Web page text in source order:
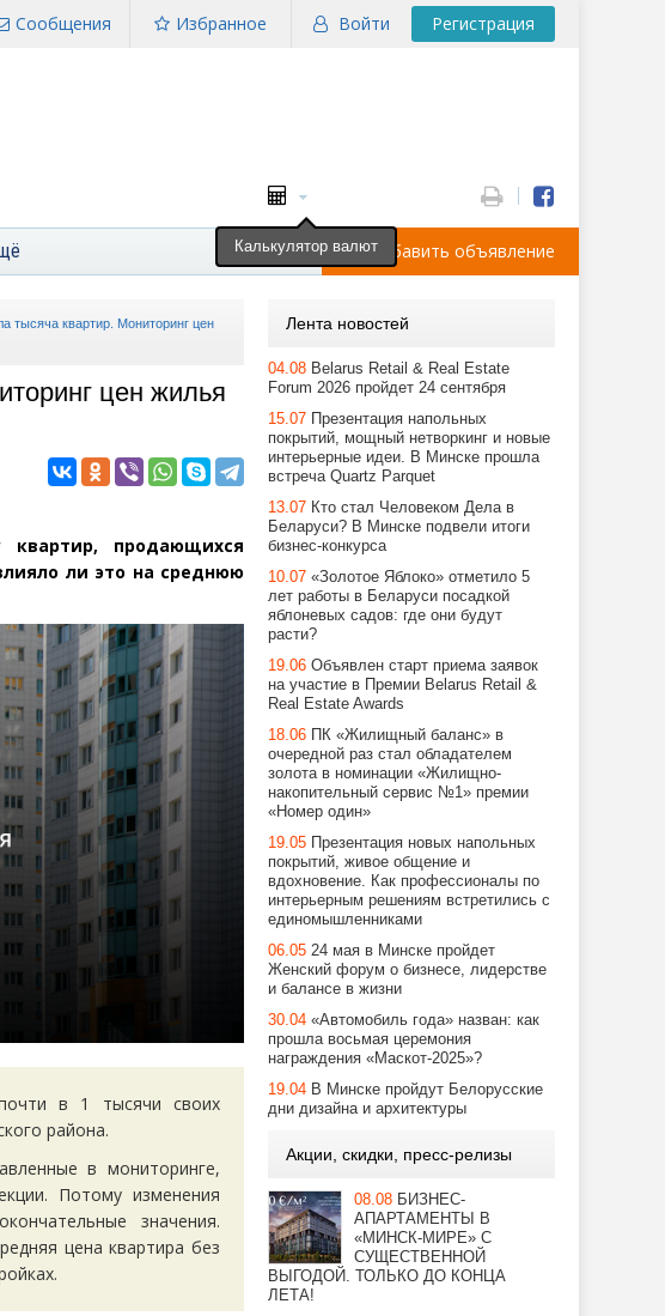
Войти Регистрация
Избранное
Сообщения
Добавить объявление
тысяча квартир. Мониторинг цен
цен жилья
продающихся
ли это на среднюю
в 1 тысячи своих
района.
в мониторинге,
Потому изменения
значения.
цена квартира без
Лента новостей
04.08 Belarus Retail & Real Estate
Forum 2026 пройдет 24 сентября
15.07 Презентация напольных
покрытий, мощный нетворкинг и новые
интерьерные идеи. В Минске прошла
встреча Quartz Parquet
13.07 Кто стал Человеком Дела в
Беларуси? В Минске подвели итоги
бизнес-конкурса
10.07 «Золотое Яблоко» отметило 5
лет работы в Беларуси посадкой
яблоневых садов: где они будут
расти?
19.06 Объявлен старт приема заявок
на участие в Премии Belarus Retail &
Real Estate Awards
18.06 ПК «Жилищный баланс» в
очередной раз стал обладателем
золота в номинации «Жилищно-
накопительный сервис №1» премии
«Номер один»
19.05 Презентация новых напольных
покрытий, живое общение и
вдохновение. Как профессионалы по
интерьерным решениям встретились с
единомышленниками
06.05 24 мая в Минске пройдет
Женский форум о бизнесе, лидерстве
и балансе в жизни
30.04 «Автомобиль года» назван: как
прошла восьмая церемония
награждения «Маскот-2025»?
19.04 В Минске пройдут Белорусские
дни дизайна и архитектуры
Акции, скидки, пресс-релизы
08.08 БИЗНЕС-
АПАРТАМЕНТЫ В
«МИНСК-МИРЕ» С
СУЩЕСТВЕННОЙ
ВЫГОДОЙ. ТОЛЬКО ДО КОНЦА
ЛЕТА!
Калькулятор валют